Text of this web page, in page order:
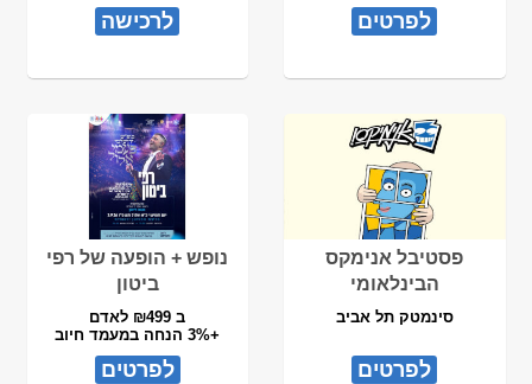
לפרטים לרכישה
פסטיבל אנימקס
הבינלאומי
סינמטק תל אביב
לפרטים
נופש + הופעה של רפי
ביטון
ב ₪499 לאדם
+3% הנחה במעמד חיוב
לפרטים